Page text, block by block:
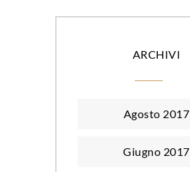
ARCHIVI
Agosto 2017
Giugno 2017